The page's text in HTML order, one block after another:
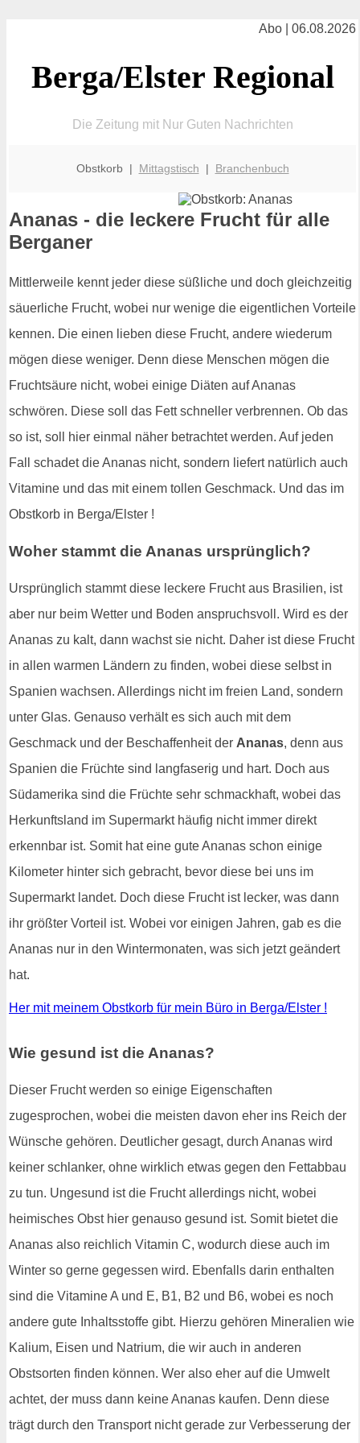
Abo | 06.08.2026
Berga/Elster Regional
Die Zeitung mit Nur Guten Nachrichten
Obstkorb | Mittagstisch | Branchenbuch
Ananas - die leckere Frucht für alle
Berganer
Mittlerweile kennt jeder diese süßliche und doch gleichzeitig
säuerliche Frucht, wobei nur wenige die eigentlichen Vorteile
kennen. Die einen lieben diese Frucht, andere wiederum
mögen diese weniger. Denn diese Menschen mögen die
Fruchtsäure nicht, wobei einige Diäten auf Ananas
schwören. Diese soll das Fett schneller verbrennen. Ob das
so ist, soll hier einmal näher betrachtet werden. Auf jeden
Fall schadet die Ananas nicht, sondern liefert natürlich auch
Vitamine und das mit einem tollen Geschmack. Und das im
Obstkorb in Berga/Elster !
Woher stammt die Ananas ursprünglich?
Ursprünglich stammt diese leckere Frucht aus Brasilien, ist
aber nur beim Wetter und Boden anspruchsvoll. Wird es der
Ananas zu kalt, dann wachst sie nicht. Daher ist diese Frucht
in allen warmen Ländern zu finden, wobei diese selbst in
Spanien wachsen. Allerdings nicht im freien Land, sondern
unter Glas. Genauso verhält es sich auch mit dem
Geschmack und der Beschaffenheit der Ananas, denn aus
Spanien die Früchte sind langfaserig und hart. Doch aus
Südamerika sind die Früchte sehr schmackhaft, wobei das
Herkunftsland im Supermarkt häufig nicht immer direkt
erkennbar ist. Somit hat eine gute Ananas schon einige
Kilometer hinter sich gebracht, bevor diese bei uns im
Supermarkt landet. Doch diese Frucht ist lecker, was dann
ihr größter Vorteil ist. Wobei vor einigen Jahren, gab es die
Ananas nur in den Wintermonaten, was sich jetzt geändert
hat.
Her mit meinem Obstkorb für mein Büro in Berga/Elster !
Wie gesund ist die Ananas?
Dieser Frucht werden so einige Eigenschaften
zugesprochen, wobei die meisten davon eher ins Reich der
Wünsche gehören. Deutlicher gesagt, durch Ananas wird
keiner schlanker, ohne wirklich etwas gegen den Fettabbau
zu tun. Ungesund ist die Frucht allerdings nicht, wobei
heimisches Obst hier genauso gesund ist. Somit bietet die
Ananas also reichlich Vitamin C, wodurch diese auch im
Winter so gerne gegessen wird. Ebenfalls darin enthalten
sind die Vitamine A und E, B1, B2 und B6, wobei es noch
andere gute Inhaltsstoffe gibt. Hierzu gehören Mineralien wie
Kalium, Eisen und Natrium, die wir auch in anderen
Obstsorten finden können. Wer also eher auf die Umwelt
achtet, der muss dann keine Ananas kaufen. Denn diese
trägt durch den Transport nicht gerade zur Verbesserung der